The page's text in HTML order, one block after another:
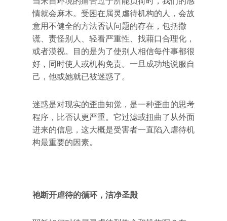
情就会麻木。受困在属灵虐待机构的人，会故
意用不健全的方法否认问题的存在，包括撒
谎、责怪别人、轻看严重性、找藉口合理化，
或者漠视。目的是为了使别人相信每件事都很
好，同时使人或机构免责。一旦成功地说服自
己，他或她就已被迷惑了。
迷惑是对现实的歪曲知觉，是一种歪曲的思考
程序，比否认更严重。它过滤或扭曲了从外面
进来的信息，这大概是受害者一直陷入虐待机
构最重要的因素。
祂断开虐待的循环，洁净圣殿